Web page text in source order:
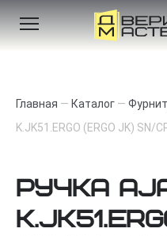
Главная — Каталог —
K.JK51.ERGO (ERGO JK)
Ручка